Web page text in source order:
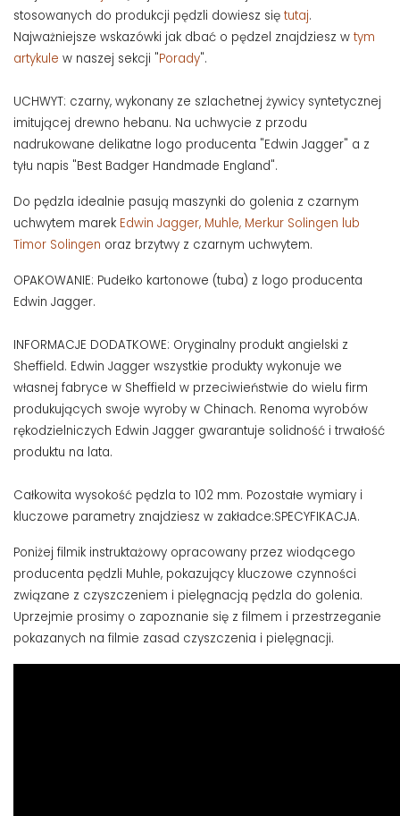
stosowanych do produkcji pędzli dowiesz się tutaj.
Najważniejsze wskazówki jak dbać o pędzel znajdziesz w tym
artykule w naszej sekcji "Porady".
UCHWYT: czarny, wykonany ze szlachetnej żywicy syntetycznej
imitującej drewno hebanu. Na uchwycie z przodu
nadrukowane delikatne logo producenta "Edwin Jagger" a z
tyłu napis "Best Badger Handmade England".
Do pędzla idealnie pasują maszynki do golenia z czarnym
uchwytem marek Edwin Jagger, Muhle, Merkur Solingen lub
Timor Solingen oraz brzytwy z czarnym uchwytem.
OPAKOWANIE: Pudełko kartonowe (tuba) z logo producenta
Edwin Jagger.
INFORMACJE DODATKOWE: Oryginalny produkt angielski z
Sheffield. Edwin Jagger wszystkie produkty wykonuje we
własnej fabryce w Sheffield w przeciwieństwie do wielu firm
produkujących swoje wyroby w Chinach. Renoma wyrobów
rękodzielniczych Edwin Jagger gwarantuje solidność i trwałość
produktu na lata.
Całkowita wysokość pędzla to 102 mm. Pozostałe wymiary i
kluczowe parametry znajdziesz w zakładce:SPECYFIKACJA.
Poniżej filmik instruktażowy opracowany przez wiodącego
producenta pędzli Muhle, pokazujący kluczowe czynności
związane z czyszczeniem i pielęgnacją pędzla do golenia.
Uprzejmie prosimy o zapoznanie się z filmem i przestrzeganie
pokazanych na filmie zasad czyszczenia i pielęgnacji.